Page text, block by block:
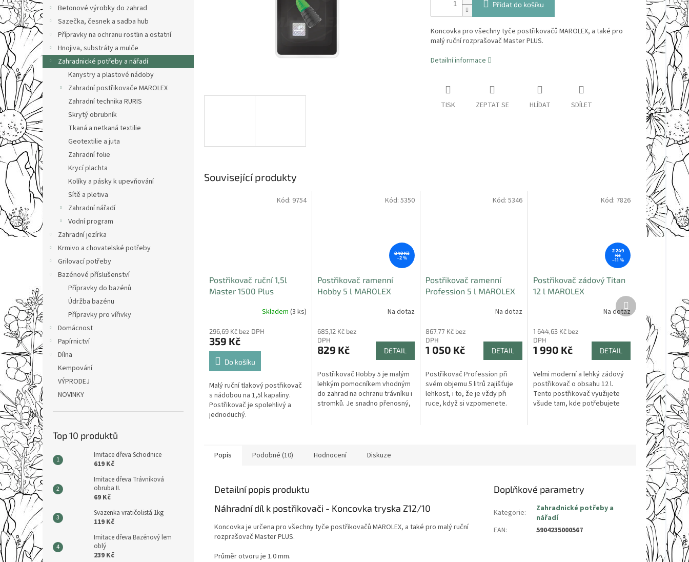
n
e
l
Betonové výrobky do zahrad
Sazečka, česnek a sadba hub
Přípravky na ochranu rostlin a ostatní
Hnojiva, substráty a mulče
Zahradnické potřeby a nářadí
Kanystry a plastové nádoby
Zahradní postřikovače MAROLEX
Zahradní technika RURIS
Skrytý obrubník
Tkaná a netkaná textilie
Geotextilie a juta
Zahradní folie
Krycí plachta
Kolíky a pásky k upevňování
Sítě a pletiva
Zahradní nářadí
Vodní program
Zahradní jezírka
Krmivo a chovatelské potřeby
Grilovací potřeby
Bazénové příslušenství
Přípravky do bazénů
Údržba bazénu
Přípravky pro vířivky
Domácnost
Papírnictví
Dílna
Kempování
VÝPRODEJ
NOVINKY
Top 10 produktů
Imitace dřeva Schodnice
619 Kč
Imitace dřeva Trávníková
obruba II.
69 Kč
Svazenka vratičolistá 1kg
119 Kč
Imitace dřeva Bazénový lem
oblý
239 Kč
Přidat do košíku
Koncovka pro všechny tyče postřikovačů MAROLEX, a také pro
malý ruční rozprašovač Master PLUS.
Detailní informace
TISK ZEPTAT SE HLÍDAT SDÍLET
Související produkty
Postřikovač ruční 1,5l
Master 1500 Plus
Skladem (3 ks)
296,69 Kč bez DPH
359 Kč
Do košíku
Malý ruční tlakový postřikovač
s nádobou na 1,5l kapaliny.
Postřikovač je spolehlivý a
jednoduchý.
Kód: 9754
849 Kč
–2 %
Postřikovač ramenní
Hobby 5 l MAROLEX
Na dotaz
685,12 Kč bez
DPH
829 Kč DETAIL
Postřikovač Hobby 5 je malým
lehkým pomocníkem vhodným
do zahrad na ochranu trávníku i
stromků. Je snadno přenosný,
Kód: 5350
Postřikovač ramenní
Profession 5 l MAROLEX
Na dotaz
867,77 Kč bez
DPH
1 050 Kč DETAIL
Postřikovač Profession při
svém objemu 5 litrů zajišťuje
lehkost, i to, že je vždy při
ruce, když si vzpomenete.
Kód:5346
2 249
Kč
–11 %
Postřikovač zádový Titan
12 l MAROLEX
Na dotaz
1 644,63 Kč bez
DPH
1 990 Kč DETAIL
Velmi moderní a lehký zádový
postřikovač o obsahu 12 l.
Tento postřikovač využijete
všude tam, kde potřebujete
Kód: 7826
Další
produkt
Popis Podobné (10) Hodnocení Diskuze
Detailní popis produktu
Náhradní díl k postřikovači - Koncovka tryska Z12/10
Koncovka je určena pro všechny tyče postřikovačů MAROLEX, a také pro malý ruční
rozprašovač Master PLUS.
Průměr otvoru je 1.0 mm.
Doplňkové parametry
Kategorie:
Zahradnické potřeby a
nářadí
EAN: 5904235000567